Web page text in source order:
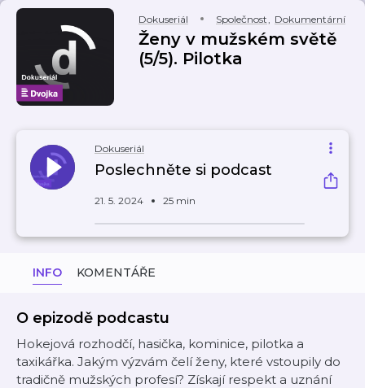
Dokuseriál Společnost, Dokumentární
Ženy v mužském světě
(5/5). Pilotka
Dokuseriál
Poslechněte si podcast
21. 5. 2024 25 min
INFO KOMENTÁŘE
O epizodě podcastu
Hokejová rozhodčí, hasička, kominice, pilotka a
taxikářka. Jakým výzvám čelí ženy, které vstoupily do
tradičně mužských profesí? Získají respekt a uznání